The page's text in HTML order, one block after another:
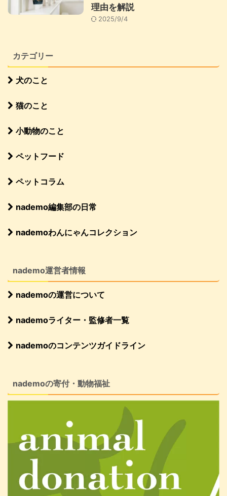
理由を解説
2025/9/4
カテゴリー
犬のこと
猫のこと
小動物のこと
ペットフード
ペットコラム
nademo編集部の日常
nademoわんにゃんコレクション
nademo運営者情報
nademoの運営について
nademoライター・監修者一覧
nademoのコンテンツガイドライン
nademoの寄付・動物福祉